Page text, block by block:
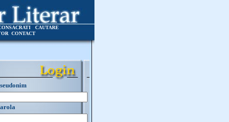
CAUTARE
CONTACT